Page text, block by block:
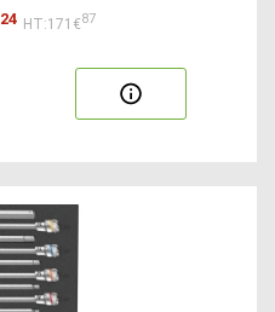
24 HT:171€87